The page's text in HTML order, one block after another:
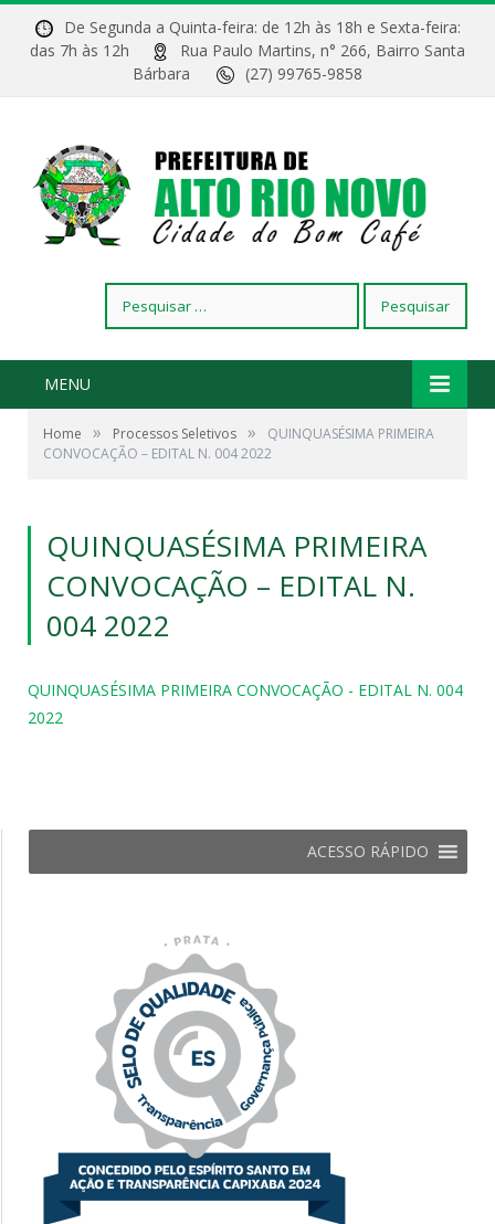
De Segunda a Quinta-feira: de 12h às 18h e Sexta-feira:
das 7h às 12h
Rua Paulo Martins, n° 266, Bairro Santa
Bárbara
(27) 99765-9858
por:
MENU
Home » Processos Seletivos »
QUINQUASÉSIMA PRIMEIRA
CONVOCAÇÃO – EDITAL N. 004 2022
QUINQUASÉSIMA PRIMEIRA
CONVOCAÇÃO – EDITAL N.
004 2022
QUINQUASÉSIMA PRIMEIRA CONVOCAÇÃO - EDITAL N. 004
2022
ACESSO RÁPIDO